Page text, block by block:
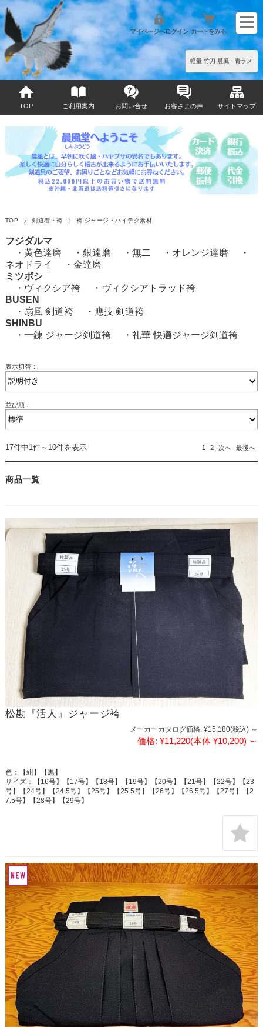
軽量 竹刀 晨風・青ラメ
マイページへログイン カートをみる
TOP ご利用案内 お問い合せ お客さまの声 サイトマップ
TOP 剣道着・袴 袴 ジャージ・ハイテク素材
フジダルマ
・ 黄色達磨 ・ 銀達磨 ・ 無二 ・ オレンジ達磨 ・
ネオドライ
・ 金達磨
ミツボシ
・ ヴィクシア袴 ・ ヴィクシアトラッド袴
BUSEN
・ 扇風 剣道袴 ・ 應技 剣道袴
SHINBU
・ 一錬 ジャージ剣道袴 ・ 礼華 快適ジャージ剣道袴
表示切替：
並び順：
17件中1件～10件を表示 1 2 次へ 最後へ
商品一覧
松勘『活人』ジャージ袴
メーカーカタログ価格: ¥15,180(税込) ～
価格: ¥11,220(本体 ¥10,200) ～
色：【紺】【黒】
サイズ：【16号】【17号】【18号】【19号】【20号】【21号】【22号】【23
号】【24号】【24.5号】【25号】【25.5号】【26号】【26.5号】【27号】【2
7.5号】【28号】【29号】